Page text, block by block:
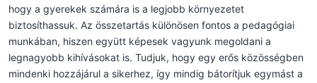
hogy a gyerekek számára is a legjobb környezetet
biztosíthassuk. Az összetartás különösen fontos a pedagógiai
munkában, hiszen együtt képesek vagyunk megoldani a
legnagyobb kihívásokat is. Tudjuk, hogy egy erős közösségben
mindenki hozzájárul a sikerhez, így mindig bátorítjuk egymást a